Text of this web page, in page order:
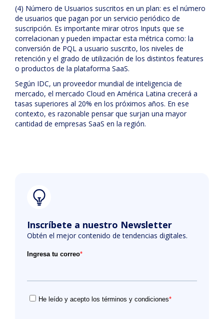
(4) Número de Usuarios suscritos en un plan: es el número
de usuarios que pagan por un servicio periódico de
suscripción. Es importante mirar otros Inputs que se
correlacionan y pueden impactar esta métrica como: la
conversión de PQL a usuario suscrito, los niveles de
retención y el grado de utilización de los distintos features
o productos de la plataforma SaaS.
Según IDC, un proveedor mundial de inteligencia de
mercado, el mercado Cloud en América Latina crecerá a
tasas superiores al 20% en los próximos años. En ese
contexto, es razonable pensar que surjan una mayor
cantidad de empresas SaaS en la región.
Inscríbete a nuestro Newsletter
Obtén el mejor contenido de tendencias digitales.